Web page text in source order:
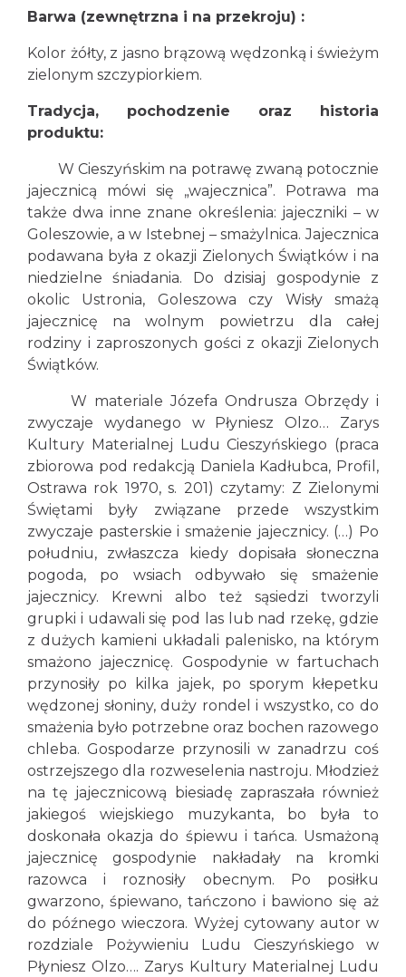
Barwa (zewnętrzna i na przekroju) :
Kolor żółty, z jasno brązową wędzonką i świeżym
zielonym szczypiorkiem.
Tradycja, pochodzenie oraz historia
produktu:
W Cieszyńskim na potrawę zwaną potocznie
jajecznicą mówi się „wajecznica”. Potrawa ma
także dwa inne znane określenia: jajeczniki – w
Goleszowie, a w Istebnej – smażylnica. Jajecznica
podawana była z okazji Zielonych Świątków i na
niedzielne śniadania. Do dzisiaj gospodynie z
okolic Ustronia, Goleszowa czy Wisły smażą
jajecznicę na wolnym powietrzu dla całej
rodziny i zaproszonych gości z okazji Zielonych
Świątków.
W materiale Józefa Ondrusza Obrzędy i
zwyczaje wydanego w Płyniesz Olzo… Zarys
Kultury Materialnej Ludu Cieszyńskiego (praca
zbiorowa pod redakcją Daniela Kadłubca, Profil,
Ostrawa rok 1970, s. 201) czytamy: Z Zielonymi
Świętami były związane przede wszystkim
zwyczaje pasterskie i smażenie jajecznicy. (…) Po
południu, zwłaszcza kiedy dopisała słoneczna
pogoda, po wsiach odbywało się smażenie
jajecznicy. Krewni albo też sąsiedzi tworzyli
grupki i udawali się pod las lub nad rzekę, gdzie
z dużych kamieni układali palenisko, na którym
smażono jajecznicę. Gospodynie w fartuchach
przynosiły po kilka jajek, po sporym kłepetku
wędzonej słoniny, duży rondel i wszystko, co do
smażenia było potrzebne oraz bochen razowego
chleba. Gospodarze przynosili w zanadrzu coś
ostrzejszego dla rozweselenia nastroju. Młodzież
na tę jajecznicową biesiadę zapraszała również
jakiegoś wiejskiego muzykanta, bo była to
doskonała okazja do śpiewu i tańca. Usmażoną
jajecznicę gospodynie nakładały na kromki
razowca i roznosiły obecnym. Po posiłku
gwarzono, śpiewano, tańczono i bawiono się aż
do późnego wieczora. Wyżej cytowany autor w
rozdziale Pożywieniu Ludu Cieszyńskiego w
Płyniesz Olzo…. Zarys Kultury Materialnej Ludu